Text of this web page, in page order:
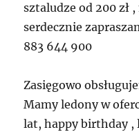
sztaludze od 200 zł
serdecznie
883 644 900
Zasięgowo
Mamy ledony w
lat, happy birthday ,